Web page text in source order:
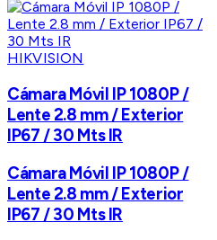
HIKVISION
Cámara Móvil IP 1080P /
Lente 2.8 mm / Exterior
IP67 / 30 Mts IR
Cámara Móvil IP 1080P /
Lente 2.8 mm / Exterior
IP67 / 30 Mts IR